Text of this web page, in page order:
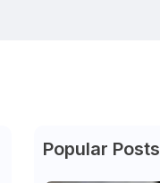
Popular Posts